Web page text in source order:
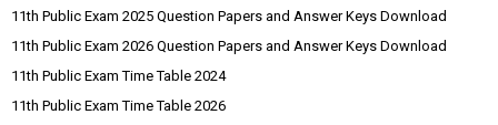
11th Public Exam 2025 Question Papers and Answer Keys Download
11th Public Exam 2026 Question Papers and Answer Keys Download
11th Public Exam Time Table 2024
11th Public Exam Time Table 2026